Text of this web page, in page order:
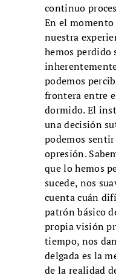
continuo
En el momento
nuestra
hemos perdido
podemos
frontera entre
dormido. El
una decisión
podemos
opresión.
que lo hemos
sucede, nos
cuenta cuán
patrón básico
propia visión
tiempo, nos
delgada es la
de la realidad